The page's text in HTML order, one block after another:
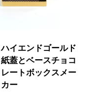
ハイエンドゴールド
紙蓋とベースチョコ
レートボックスメー
カー